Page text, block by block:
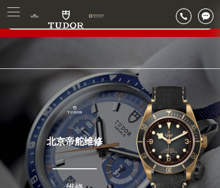
▲
▼
2026年6月北京市帝舵官方售后客户服务热线：400-801-5381
2026年6月帝舵售后服务中心最新网点地址：
节假日正常营业！
北京帝舵维修